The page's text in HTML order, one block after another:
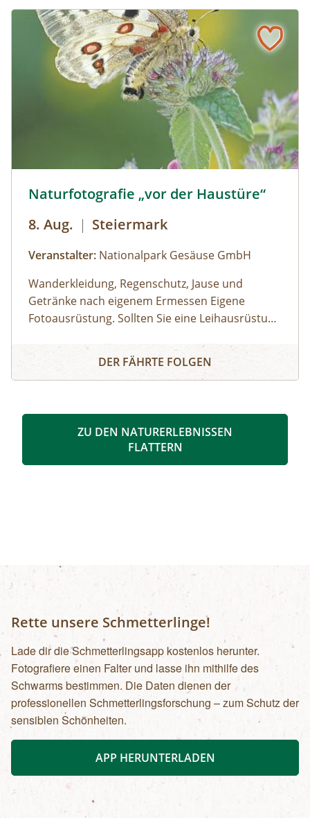
Steinadler beobachten!
Naturfotografie „vor der Haustüre“
8. Aug. | Steiermark
Veranstalter: Nationalpark Gesäuse GmbH
Wanderkleidung, Regenschutz, Jause und
Getränke nach eigenem Ermessen Eigene
Fotoausrüstung. Sollten Sie eine Leihausrüstung
den Veranstalter.€ 95,00 pro Teilnehmer:inMan
benötigt keine teuren Fernreisen, um
den „Kölblwirt“ in Johnsbach sind alle Zutaten
augenscheinlich, wie technisch perfekte Fotos
durch das gezielte Zusammenspiel von Bildidee,
Gestaltung und Kameratechnik entstehen!
Öffentliche Verkehrsmittel
Naturfotografie „vor der Haustüre“
DER FÄHRTE FOLGEN
ZU DEN NATURERLEBNISSEN
FLATTERN
Rette unsere Schmetterlinge!
Lade dir die Schmetterlingsapp kostenlos herunter.
Fotografiere einen Falter und lasse ihn mithilfe des
Schwarms bestimmen. Die Daten dienen der
professionellen Schmetterlingsforschung – zum Schutz der
sensiblen Schönheiten.
APP HERUNTERLADEN